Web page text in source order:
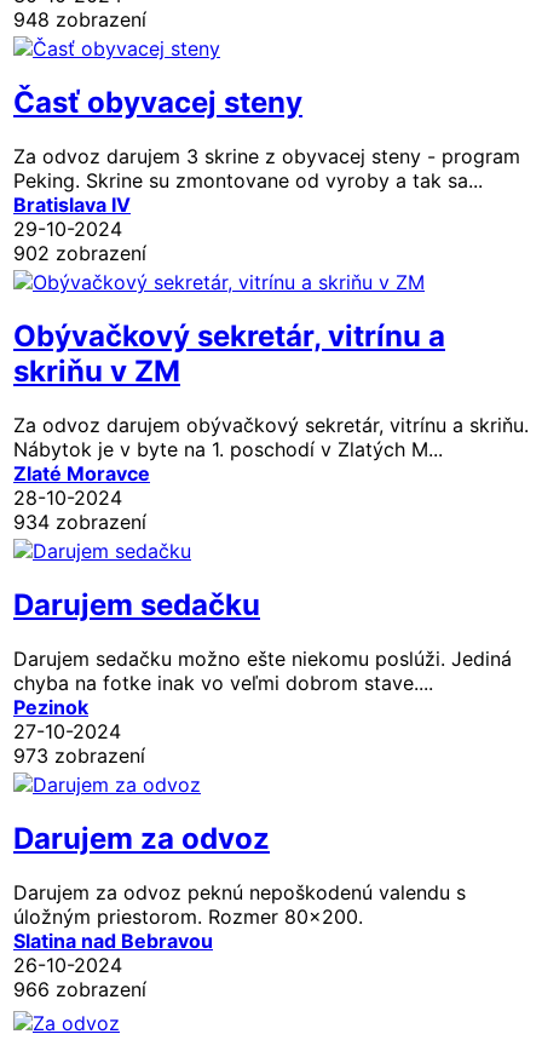
948 zobrazení
Časť obyvacej steny
Za odvoz darujem 3 skrine z obyvacej steny - program
Peking. Skrine su zmontovane od vyroby a tak sa...
Bratislava IV
29-10-2024
902 zobrazení
Obývačkový sekretár, vitrínu a
skriňu v ZM
Za odvoz darujem obývačkový sekretár, vitrínu a skriňu.
Nábytok je v byte na 1. poschodí v Zlatých M...
Zlaté Moravce
28-10-2024
934 zobrazení
Darujem sedačku
Darujem sedačku možno ešte niekomu poslúži. Jediná
chyba na fotke inak vo veľmi dobrom stave....
Pezinok
27-10-2024
973 zobrazení
Darujem za odvoz
Darujem za odvoz peknú nepoškodenú valendu s
úložným priestorom. Rozmer 80x200.
Slatina nad Bebravou
26-10-2024
966 zobrazení